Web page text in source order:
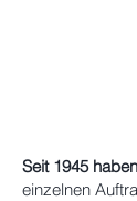
Seit 1945
einzelnen